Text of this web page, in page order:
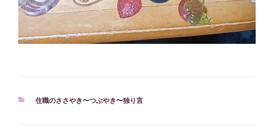
カ
住職のささやき〜つぶやき〜独り言